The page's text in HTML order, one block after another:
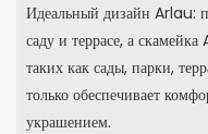
Идеальный дизайн Arlau:
саду и террасе, а
таких как сады, парки,
только обеспечивает
украшением.